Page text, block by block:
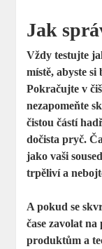
Jak
Vždy testujte
místě, abyste
Pokračujte v
nezapomeňte
čistou částí
dočista pryč.
jako vaši
trpěliví a
A pokud se
čase zavolat
produktům a